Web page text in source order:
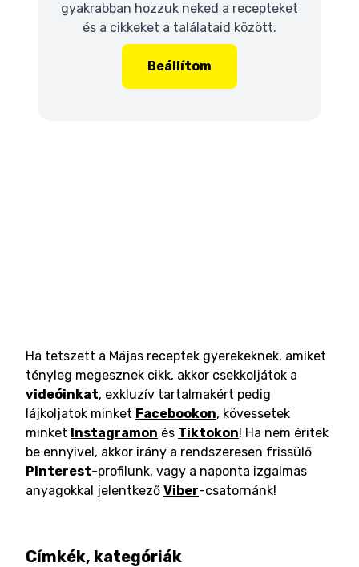
gyakrabban hozzuk neked a recepteket
és a cikkeket a találataid között.
Beállítom
Ha tetszett a Májas receptek gyerekeknek, amiket
tényleg megesznek cikk, akkor csekkoljátok a
videóinkat, exkluzív tartalmakért pedig
lájkoljatok minket Facebookon, kövessetek
minket Instagramon és Tiktokon! Ha nem éritek
be ennyivel, akkor irány a rendszeresen frissülő
Pinterest-profilunk, vagy a naponta izgalmas
anyagokkal jelentkező Viber-csatornánk!
Címkék, kategóriák